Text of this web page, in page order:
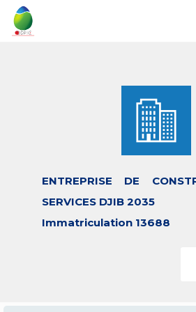
ENTREPRISE DE
SERVICES DJIB 2035
Immatriculation 13688